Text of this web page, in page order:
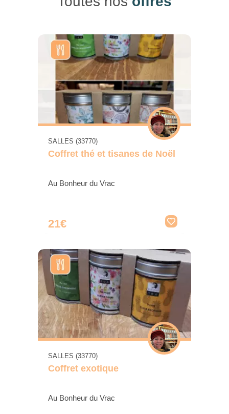
SALLES (33770)
Coffret thé et tisanes de Noël
Au Bonheur du Vrac
21€
SALLES (33770)
Coffret exotique
Au Bonheur du Vrac